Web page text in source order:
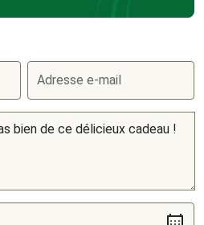
Adresse e-mail